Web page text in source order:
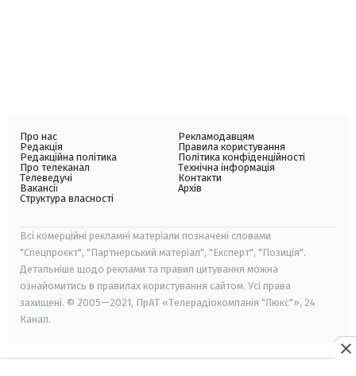
Про нас
Редакція
Редакційна політика
Про телеканал
Телеведучі
Вакансії
Структура власності
Рекламодавцям
Правила користування
Політика конфіденційності
Технічна інформація
Контакти
Архів
Всі комерційні рекламні матеріали позначені словами
"Спецпроєкт", "Партнерський матеріал", "Експерт", "Позиція".
Детальніше щодо реклами та правил цитування можна
ознайомитись в правилах користування сайтом. Усі права
захищені. © 2005—2021, ПрАТ «Телерадіокомпанія "Люкс"», 24
Канал.